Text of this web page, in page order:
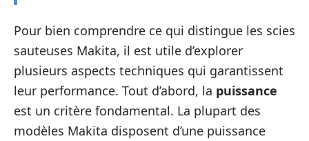
Pour bien comprendre ce qui distingue les scies
sauteuses Makita, il est utile d’explorer
plusieurs aspects techniques qui garantissent
leur performance. Tout d’abord, la puissance
est un critère fondamental. La plupart des
modèles Makita disposent d’une puissance